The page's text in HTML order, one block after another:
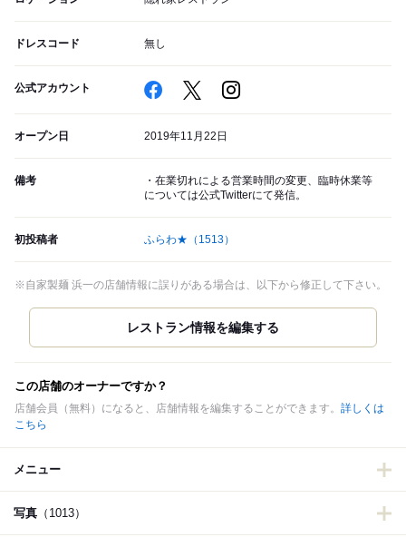
ドレスコード 無し
公式アカウント
オープン日 2019年11月22日
備考
・在業切れによる営業時間の変更、臨時休業等
については公式Twitterにて発信。
初投稿者 ふらわ★ （1513）
※自家製麺 浜一の店舗情報に誤りがある場合は、以下から修正して下さい。
この店舗のオーナーですか？
店舗会員（無料）になると、店舗情報を編集することができます。 詳しくは
こちら
メニュー
写真 （1013）